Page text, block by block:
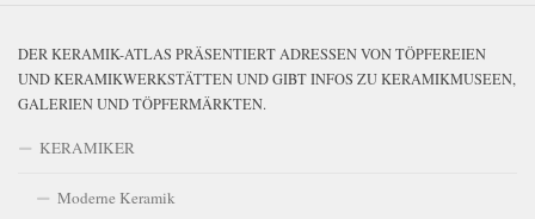
DER KERAMIK-ATLAS PRÄSENTIERT ADRESSEN VON TÖPFEREIEN
UND KERAMIKWERKSTÄTTEN UND GIBT INFOS ZU KERAMIKMUSEEN,
GALERIEN UND TÖPFERMÄRKTEN.
KERAMIKER
Moderne Keramik